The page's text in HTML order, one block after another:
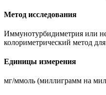
Метод исследования
Иммунотурбидиметрия или
колориметрический метод
Единицы измерения
мг/ммоль (миллиграмм на